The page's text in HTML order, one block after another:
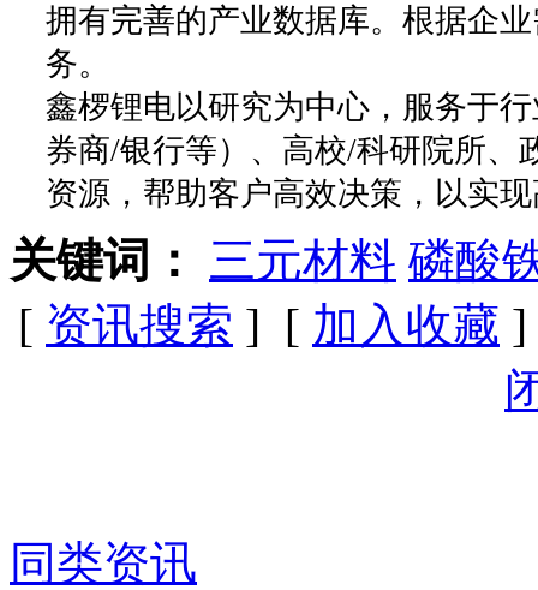
拥有完善的产业数据库。根据企
务。
鑫椤锂电以研究为中心，服务于
券商/银行等）、高校/科研院所、
资源，帮助客户高效决策，以实
关键词： 三元材料 磷酸
[ 资讯搜索 ] [ 加入收藏
同类资讯